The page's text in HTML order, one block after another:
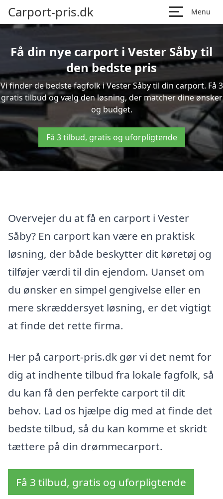
Carport-pris.dk Menu
Få din nye carport i Vester Såby til
den bedste pris
Vi finder de bedste fagfolk i Vester Såby til din carport. Få 3
gratis tilbud og vælg den løsning, der matcher dine ønsker
og budget.
Få 3 tilbud, gratis og uforpligtende
Overvejer du at få en carport i Vester
Såby? En carport kan være en praktisk
løsning, der både beskytter dit køretøj og
tilføjer værdi til din ejendom. Uanset om
du ønsker en simpel gengivelse eller en
mere skræddersyet løsning, er det vigtigt
at finde det rette firma.
Her på carport-pris.dk gør vi det nemt for
dig at indhente tilbud fra lokale fagfolk, så
du kan få den perfekte carport til dit
behov. Lad os hjælpe dig med at finde det
bedste tilbud, så du kan komme et skridt
tættere på din drømmecarport.
Få 3 tilbud, gratis og uforpligtende